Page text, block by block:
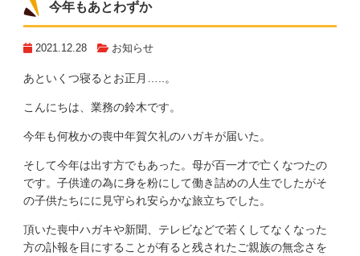
今年もあとわずか
2021.12.28 お知らせ
あといくつ寝るとお正月…..。
こんにちは、業務の鈴木です。
今年も何枚かの喪中年賀欠礼のハガキが届いた。
そして今年は出す方でもあった。母が百一才で亡くなつたの
です。子供達の為に身を粉にして働き詰めの人生でしたがそ
の子供たちにに見守られ安らかな旅立ちでした。
頂いた喪中ハガキや新聞、テレビなどで若くしてなくなった
方の訃報を目にすることが有ると残されたご親族の無念さを